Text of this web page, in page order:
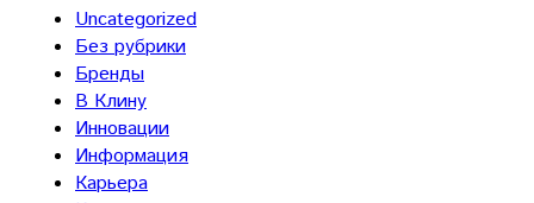
Uncategorized
Без рубрики
Бренды
В Клину
Инновации
Информация
Карьера